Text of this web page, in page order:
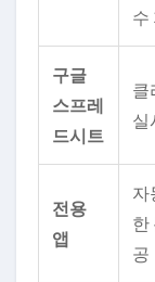
수
구글
스프레
드시트
클
실
전용
앱
자
한
공